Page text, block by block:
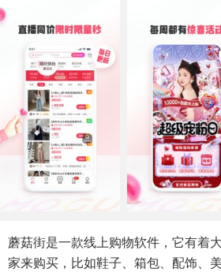
蘑菇街是一款线上购物软件，它有着
家来购买，比如鞋子、箱包、配饰、